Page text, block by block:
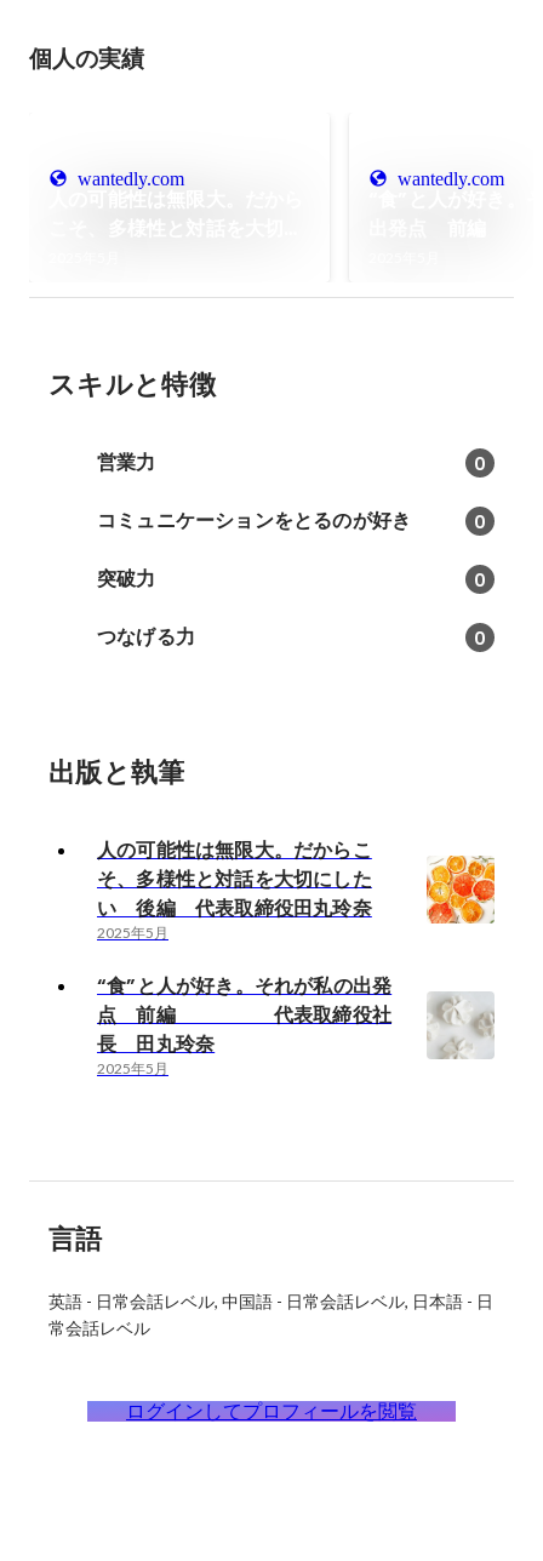
個人の実績
wantedly.com wantedly.com
スキルと特徴
営業力 0
コミュニケーションをとるのが好き 0
突破力 0
つなげる力 0
出版と執筆
人の可能性は無限大。だからこ
そ、多様性と対話を大切にした
い 後編 代表取締役田丸玲奈
2025年5月
“食”と人が好き。それが私の出発
点 前編 代表取締役社
長 田丸玲奈
2025年5月
言語
英語 - 日常会話レベル 中国語 - 日常会話レベル 日本語 - 日
常会話レベル
ログインしてプロフィールを閲覧